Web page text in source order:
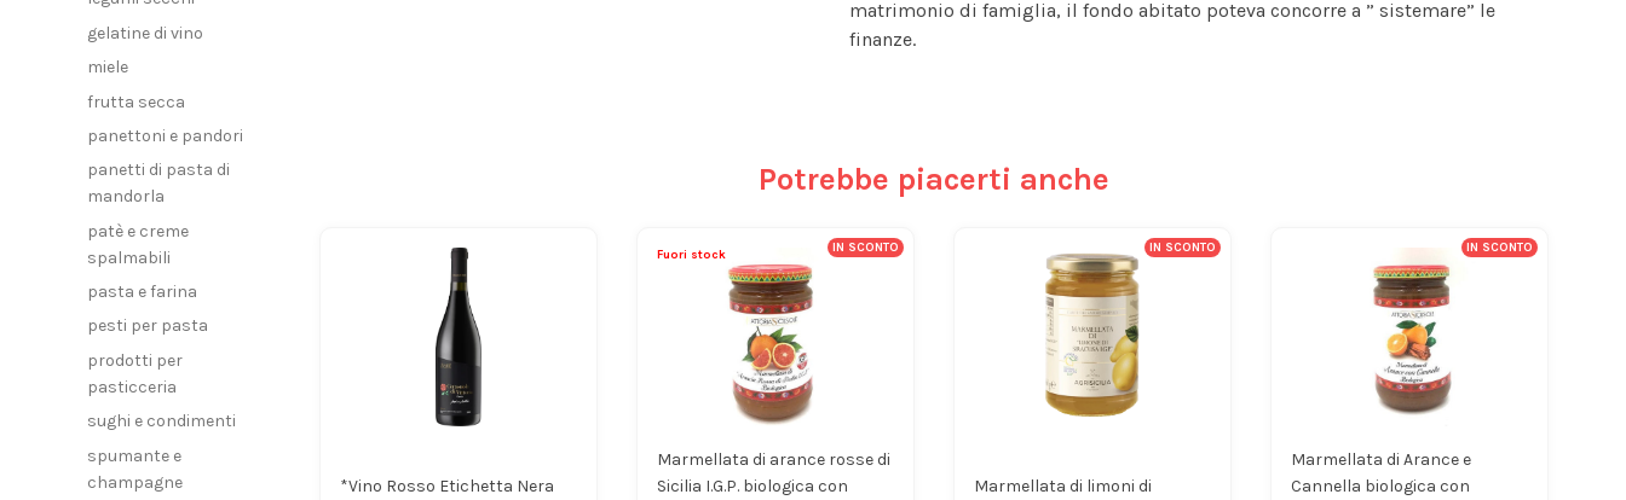
gelatine di vino
miele
frutta secca
panettoni e pandori
panetti di pasta di
mandorla
patè e creme
spalmabili
pasta e farina
pesti per pasta
prodotti per
pasticceria
sughi e condimenti
spumante e
champagne
matrimonio di famiglia, il fondo abitato poteva concorre a ” sistemare” le
finanze.
Potrebbe piacerti anche
*Vino Rosso Etichetta Nera
IN SCONTO
Fuori stock
Marmellata di arance rosse di
Sicilia I.G.P. biologica con
IN SCONTO
Marmellata di limoni di
IN SCONTO
Marmellata di Arance e
Cannella biologica con